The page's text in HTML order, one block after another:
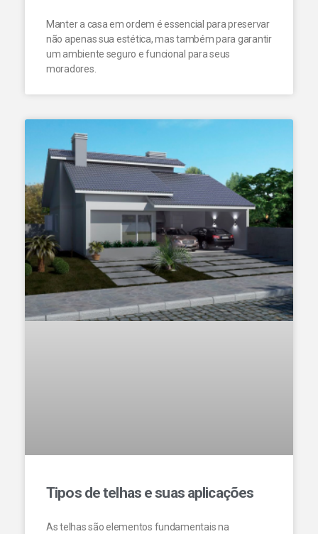
Manter a casa em ordem é essencial para preservar
não apenas sua estética, mas também para garantir
um ambiente seguro e funcional para seus
moradores.
Tipos de telhas e suas aplicações
As telhas são elementos fundamentais na